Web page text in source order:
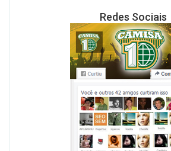
Redes Sociais